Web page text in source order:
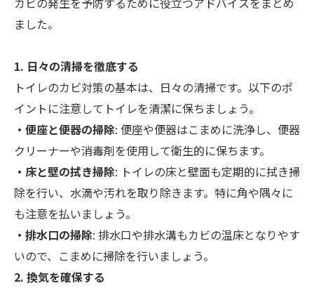
ました。
1. 日々の清掃を徹底する
トイレのカビ対策の基本は、日々の清掃です。以下のポ
イントに注意してトイレを清潔に保ちましょう。
・便座と便器の掃除: 便座や便器はこまめに洗浄し、便器
クリーナーや消毒剤を使用して衛生的に保ちます。
・床と壁の拭き掃除: トイレの床と壁面も定期的に拭き掃
除を行い、水滴や汚れを取り除きます。特に角や隅々に
も注意を払いましょう。
・排水口の掃除: 排水口や排水溝もカビの温床となりやす
いので、こまめに掃除を行いましょう。
2. 換気を確保する